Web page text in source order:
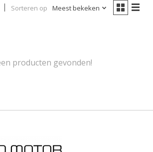
Sorteren op Meest bekeken
producten gevonden!